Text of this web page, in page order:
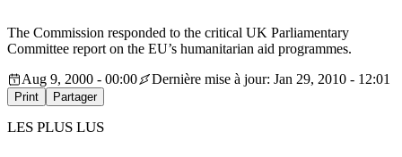
The Commission responded to the critical UK Parliamentary
Committee report on the EU’s humanitarian aid programmes.
Aug 9, 2000 - 00:00
Dernière mise à jour: Jan 29, 2010 - 12:01
Print Partager
LES PLUS LUS